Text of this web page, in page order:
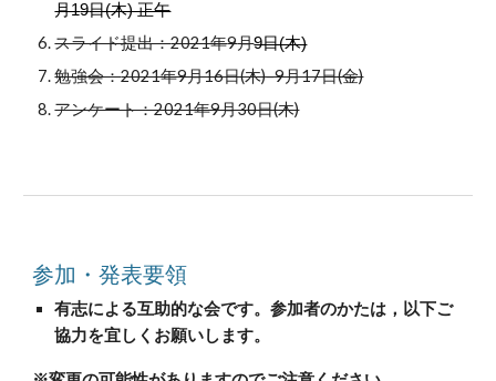
月19日(木) 正午
スライド提出：2021年9月9日(木)
勉強会：2021年9月16日(木)–9月17日(金)
アンケート：2021年9月30日(木)
参加・発表要領
有志による互助的な会です。参加者のかたは，以下ご
協力を宜しくお願いします。